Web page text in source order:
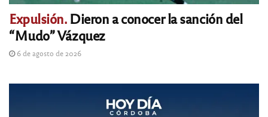
Expulsión.Dieron a conocer la sanción del
“Mudo” Vázquez
6 de agosto de 2026